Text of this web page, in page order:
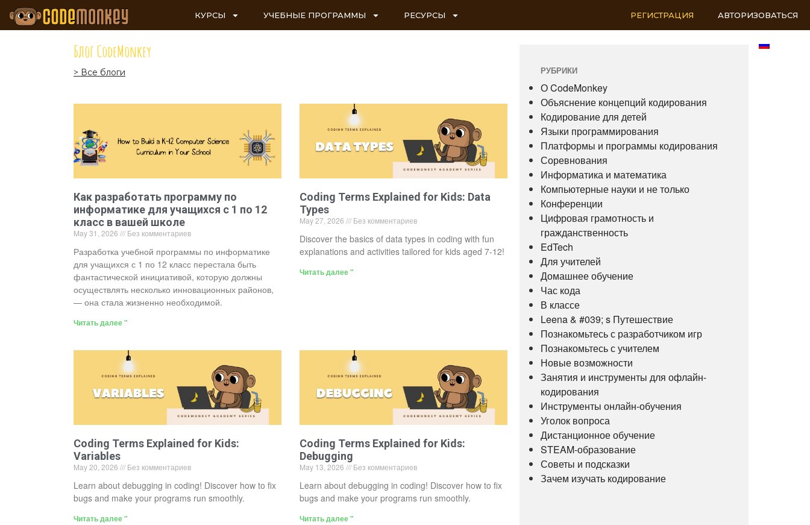
КУРСЫ УЧЕБНЫЕ ПРОГРАММЫ РЕСУРСЫ РЕГИСТРАЦИЯ АВТОРИЗОВАТЬСЯ
Блог CodeMonkey
> Все блоги
Как разработать программу по
информатике для учащихся с 1 по 12
класс в вашей школе
May 31, 2026 Без комментариев
Разработка учебной программы по информатике
для учащихся с 1 по 12 класс перестала быть
фантастической инициативой, которую должны
осуществлять несколько инновационных районов,
— она стала жизненно необходимой.
Читать далее "
Coding Terms Explained for Kids: Data
Types
May 27, 2026 Без комментариев
Discover the basics of data types in coding with fun
explanations and activities tailored for kids aged 7-12!
Читать далее "
Coding Terms Explained for Kids:
Variables
May 20, 2026 Без комментариев
Learn about debugging in coding! Discover how to fix
bugs and make your programs run smoothly.
Читать далее "
Coding Terms Explained for Kids:
Debugging
May 13, 2026 Без комментариев
Learn about debugging in coding! Discover how to fix
bugs and make your programs run smoothly.
Читать далее "
РУБРИКИ
О CodeMonkey
Объяснение концепций кодирования
Кодирование для детей
Языки программирования
Платформы и программы кодирования
Соревнования
Информатика и математика
Компьютерные науки и не только
Конференции
Цифровая грамотность и
гражданственность
EdTech
Для учителей
Домашнее обучение
Час кода
В классе
Leena & #039; s Путешествие
Познакомьтесь с разработчиком игр
Познакомьтесь с учителем
Новые возможности
Занятия и инструменты для офлайн-
кодирования
Инструменты онлайн-обучения
Уголок вопроса
Дистанционное обучение
STEAM-образование
Советы и подсказки
Зачем изучать кодирование